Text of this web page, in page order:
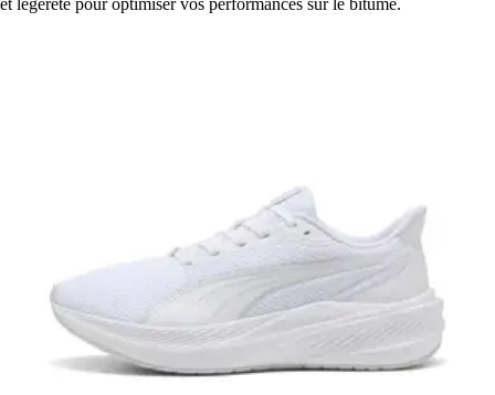
et légèreté pour optimiser vos performances sur le bitume.